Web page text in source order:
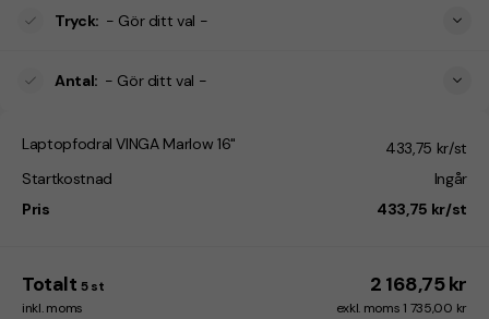
Tryck: - Gör ditt val -
Antal: - Gör ditt val -
Laptopfodral VINGA Marlow 16"
433,75 kr/st
Startkostnad
Ingår
Pris
433,75 kr/st
Totalt 5 st 2 168,75 kr
inkl. moms exkl. moms 1 735,00 kr